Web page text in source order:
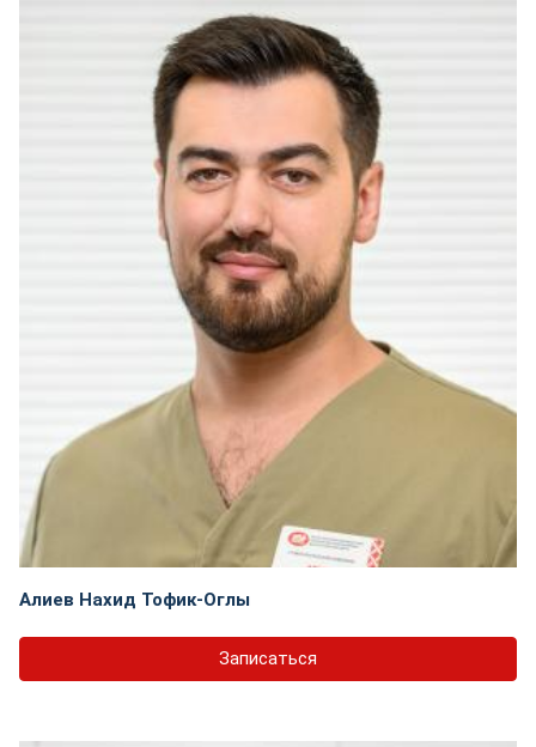
Алиев Нахид Тофик-Оглы
Записаться